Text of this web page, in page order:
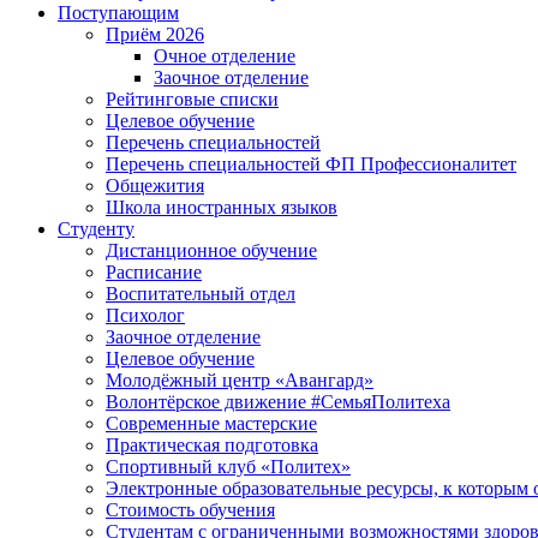
Поступающим
Приём 2026
Очное отделение
Заочное отделение
Рейтинговые списки
Целевое обучение
Перечень специальностей
Перечень специальностей ФП Профессионалитет
Общежития
Школа иностранных языков
Студенту
Дистанционное обучение
Расписание
Воспитательный отдел
Психолог
Заочное отделение
Целевое обучение
Молодёжный центр «Авангард»
Волонтёрское движение #СемьяПолитеха
Современные мастерские
Практическая подготовка
Спортивный клуб «Политех»
Электронные образовательные ресурсы, к которым
Стоимость обучения
Студентам с ограниченными возможностями